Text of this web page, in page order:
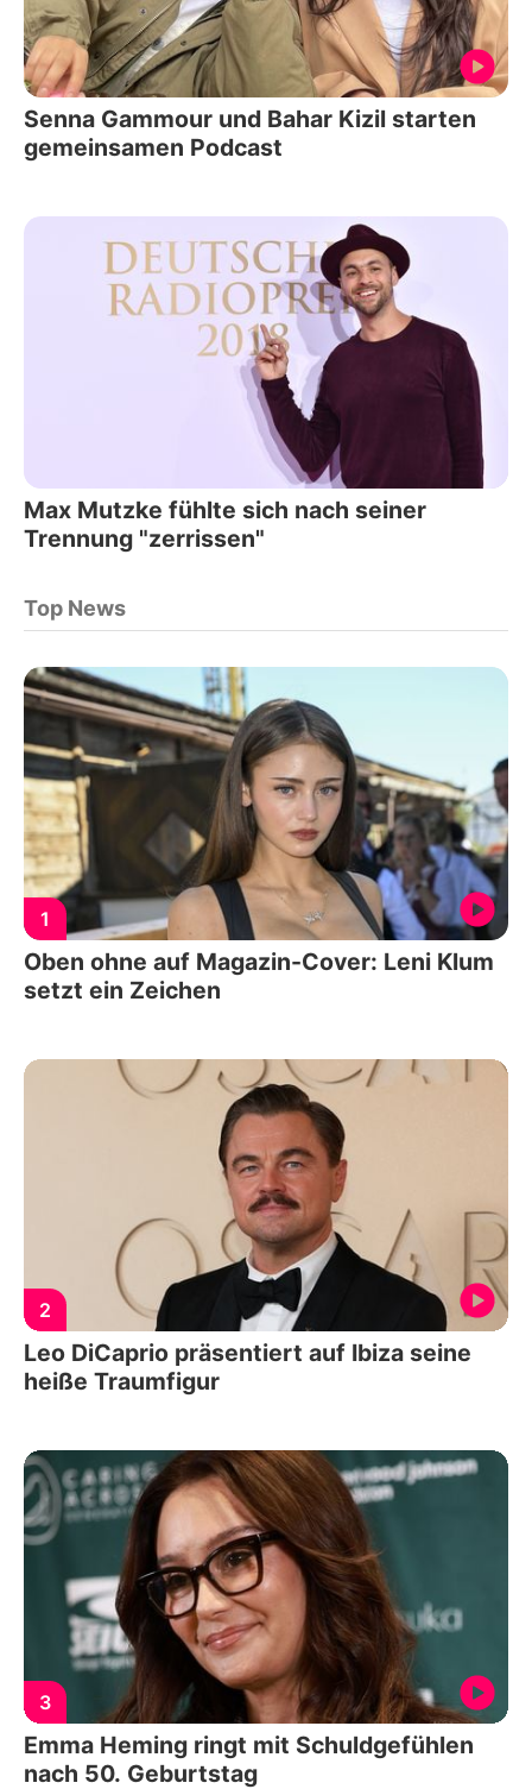
Senna Gammour und Bahar Kizil starten
gemeinsamen Podcast
Max Mutzke fühlte sich nach seiner
Trennung "zerrissen"
Top News
1
Oben ohne auf Magazin-Cover: Leni Klum
setzt ein Zeichen
2
Leo DiCaprio präsentiert auf Ibiza seine
heiße Traumfigur
3
Emma Heming ringt mit Schuldgefühlen
nach 50. Geburtstag